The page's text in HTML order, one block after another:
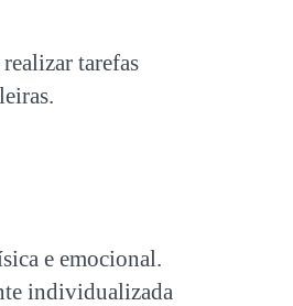
tarefas
e emocional.
individualizada